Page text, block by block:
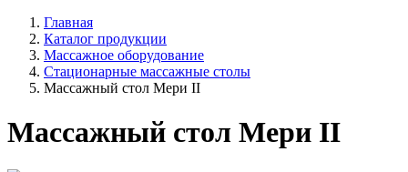
Главная
Каталог продукции
Массажное оборудование
Стационарные массажные столы
Массажный стол Мери II
Массажный стол Мери II